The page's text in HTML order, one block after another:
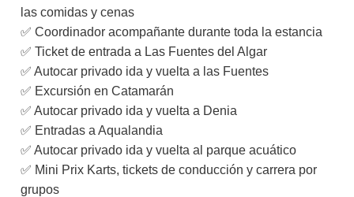
las comidas y cenas
✅ Coordinador acompañante durante toda la estancia
✅ Ticket de entrada a Las Fuentes del Algar
✅ Autocar privado ida y vuelta a las Fuentes
✅ Excursión en Catamarán
✅ Autocar privado ida y vuelta a Denia
✅ Entradas a Aqualandia
✅ Autocar privado ida y vuelta al parque acuático
✅ Mini Prix Karts, tickets de conducción y carrera por
grupos